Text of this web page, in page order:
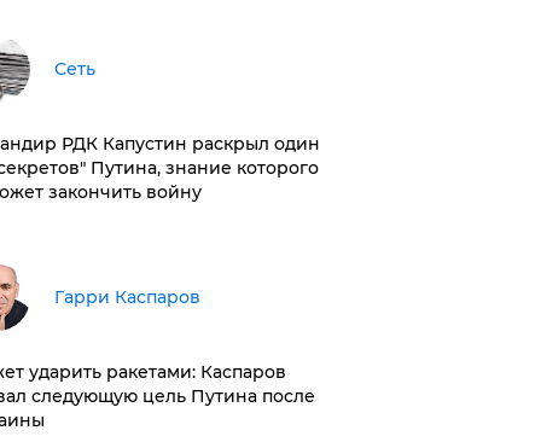
Сеть
РДК Капустин раскрыл один
Путина, знание которого
закончить войну
Гарри Каспаров
ударить ракетами: Каспаров
следующую цель Путина после